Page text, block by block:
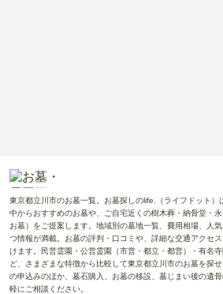
東京都立川市のお墓一覧。お墓探しのlife.（ライフドット）
中からおすすめのお墓や、ご自宅近くの樹木葬・納骨堂・
お墓）をご提案します。地域別の墓地一覧、費用相場、人
つ情報が満載。お墓の評判・口コミや、詳細な交通アクセ
けます。民営霊園・公営霊園（市営・都立・都営）・有名
ど、さまざまな特徴から比較して東京都立川市のお墓を探
の申込みのほか、墓石購入、お墓の移設、墓じまい後の遺
軽にご相談ください。